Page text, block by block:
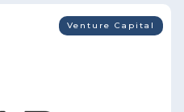
Venture Capital